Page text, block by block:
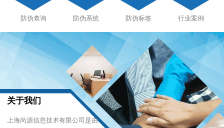
防伪查询 防伪系统 防伪标签 行业案例
关于我们
上海尚源信息技术有限公司是由